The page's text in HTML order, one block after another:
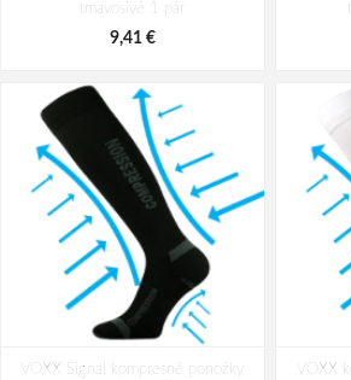
tmavosivé 1 pár
9,41 €
VOXX Signal kompresné ponožky
VOXX